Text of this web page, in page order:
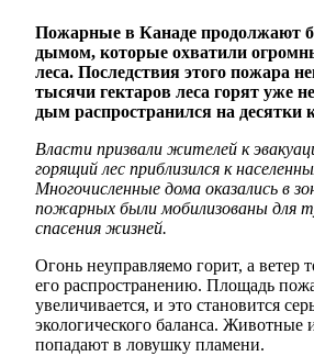
Пожарные в Канаде продолжают
дымом, которые охватили
леса. Последствия этого пожара
тысячи гектаров леса горят уже
дым распространился на десятки
Власти призвали жителей к
горящий лес приблизился к
Многочисленные дома оказались в
пожарных были мобилизованы для
спасения жизней.
Огонь неуправляемо горит, а ветер
его распространению. Площадь
увеличивается, и это становится
экологического баланса. Животные
попадают в ловушку пламени.